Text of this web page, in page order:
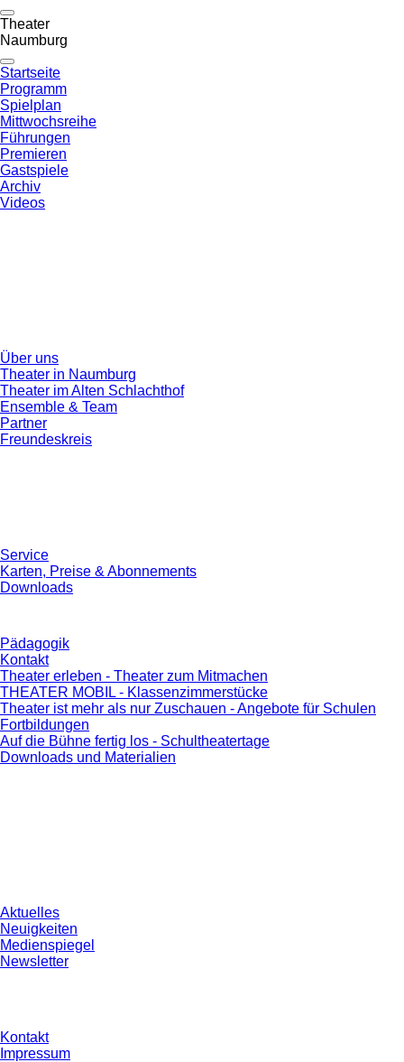
Theater
Naumburg
Startseite
Programm
Spielplan
Mittwochsreihe
Führungen
Premieren
Gastspiele
Archiv
Videos
Über uns
Theater in Naumburg
Theater im Alten Schlachthof
Ensemble & Team
Partner
Freundeskreis
Service
Karten, Preise & Abonnements
Downloads
Pädagogik
Kontakt
Theater erleben - Theater zum Mitmachen
THEATER MOBIL - Klassenzimmerstücke
Theater ist mehr als nur Zuschauen - Angebote für Schulen
Fortbildungen
Auf die Bühne fertig los - Schultheatertage
Downloads und Materialien
Aktuelles
Neuigkeiten
Medienspiegel
Newsletter
Kontakt
Impressum